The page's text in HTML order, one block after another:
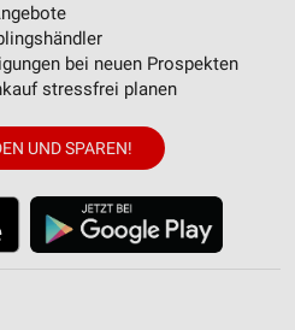
bei neuen Prospekten
stressfrei planen
UND SPAREN!
auf Informationen
zur Auswahl von